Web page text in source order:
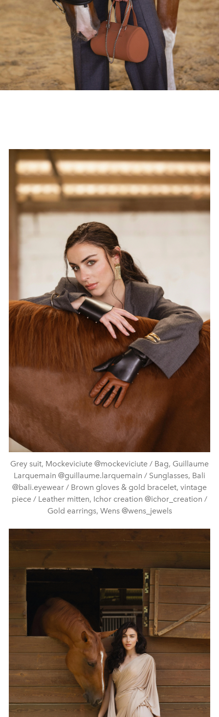
Grey suit, Mockeviciute @mockeviciute / Bag, Guillaume
Larquemain @guillaume.larquemain / Sunglasses, Bali
@bali.eyewear / Brown gloves & gold bracelet, vintage
piece / Leather mitten, Ichor creation @ichor_creation /
Gold earrings, Wens @wens_jewels